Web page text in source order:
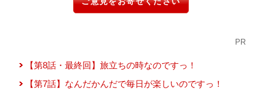
PR
【第8話・最終回】旅立ちの時なのですっ！
【第7話】なんだかんだで毎日が楽しいのですっ！